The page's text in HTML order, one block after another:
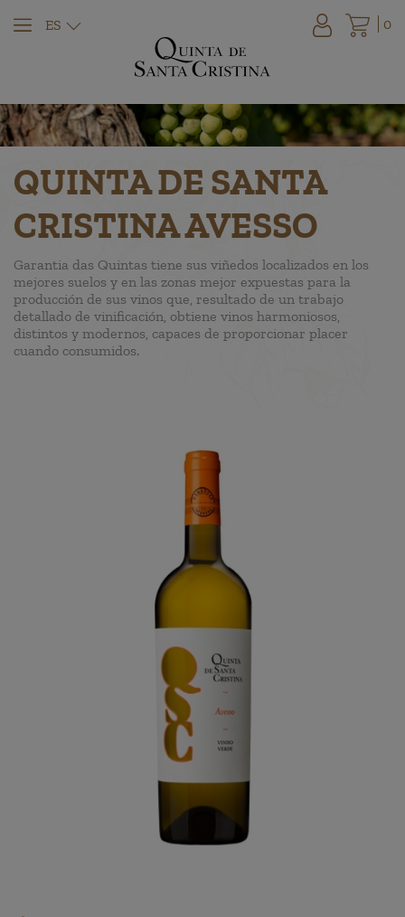
ES 0
QUINTA DE SANTA
CRISTINA AVESSO
Garantia das Quintas tiene sus viñedos localizados en los
mejores suelos y en las zonas mejor expuestas para la
producción de sus vinos que, resultado de un trabajo
detallado de vinificación, obtiene vinos harmoniosos,
distintos y modernos, capaces de proporcionar placer
cuando consumidos.